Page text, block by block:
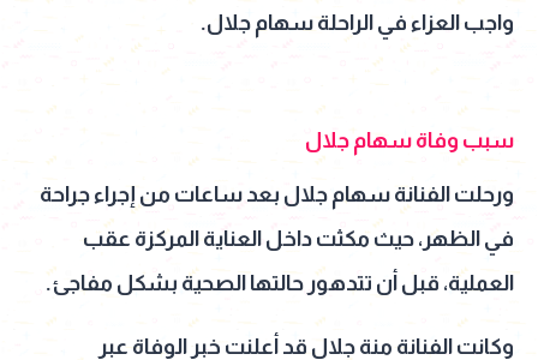
واجب العزاء في الراحلة سهام جلال.
سبب وفاة سهام جلال
ورحلت الفنانة سهام جلال بعد ساعات من إجراء جراحة
في الظهر، حيث مكثت داخل العناية المركزة عقب
العملية، قبل أن تتدهور حالتها الصحية بشكل مفاجئ.
وكانت الفنانة منة جلال قد أعلنت خبر الوفاة عبر